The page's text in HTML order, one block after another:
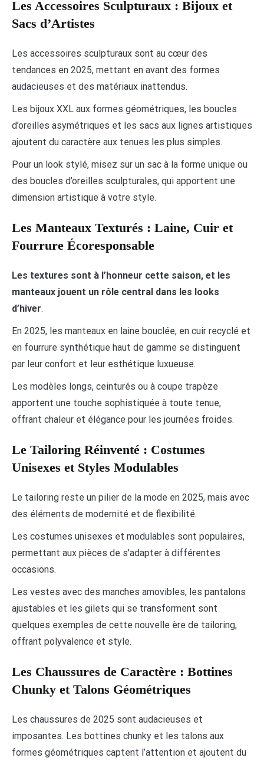
Les Accessoires Sculpturaux : Bijoux et
Sacs d’Artistes
Les accessoires sculpturaux sont au cœur des
tendances en 2025, mettant en avant des formes
audacieuses et des matériaux inattendus.
Les bijoux XXL aux formes géométriques, les boucles
d’oreilles asymétriques et les sacs aux lignes artistiques
ajoutent du caractère aux tenues les plus simples.
Pour un look stylé, misez sur un sac à la forme unique ou
des boucles d’oreilles sculpturales, qui apportent une
dimension artistique à votre style.
Les Manteaux Texturés : Laine, Cuir et
Fourrure Écoresponsable
Les textures sont à l’honneur cette saison, et les
manteaux jouent un rôle central dans les looks
d’hiver.
En 2025, les manteaux en laine bouclée, en cuir recyclé et
en fourrure synthétique haut de gamme se distinguent
par leur confort et leur esthétique luxueuse.
Les modèles longs, ceinturés ou à coupe trapèze
apportent une touche sophistiquée à toute tenue,
offrant chaleur et élégance pour les journées froides.
Le Tailoring Réinventé : Costumes
Unisexes et Styles Modulables
Le tailoring reste un pilier de la mode en 2025, mais avec
des éléments de modernité et de flexibilité.
Les costumes unisexes et modulables sont populaires,
permettant aux pièces de s’adapter à différentes
occasions.
Les vestes avec des manches amovibles, les pantalons
ajustables et les gilets qui se transforment sont
quelques exemples de cette nouvelle ère de tailoring,
offrant polyvalence et style.
Les Chaussures de Caractère : Bottines
Chunky et Talons Géométriques
Les chaussures de 2025 sont audacieuses et
imposantes. Les bottines chunky et les talons aux
formes géométriques captent l’attention et ajoutent du